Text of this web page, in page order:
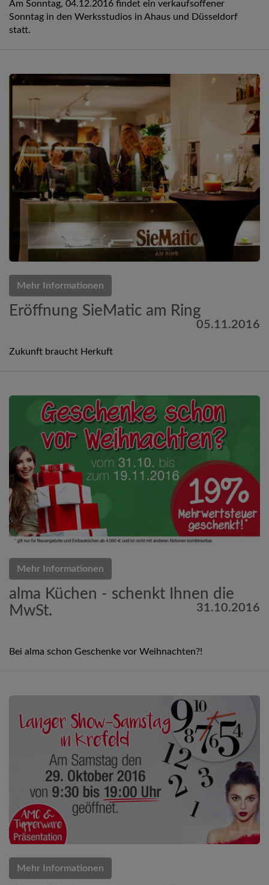
Am Sonntag, 04.12.2016 findet ein verkaufsoffener
Sonntag in den Werksstudios in Ahaus und Düsseldorf
statt.
Mehr Informationen
Eröffnung SieMatic am Ring
05.11.2016
Zukunft braucht Herkuft
Mehr Informationen
alma Küchen - schenkt Ihnen die
MwSt.
31.10.2016
Bei alma schon Geschenke vor Weihnachten?!
Mehr Informationen